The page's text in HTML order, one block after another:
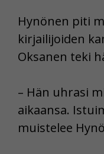
Hynönen piti
kirjailijoiden
Oksanen teki
– Hän uhrasi
aikaansa.
muistelee